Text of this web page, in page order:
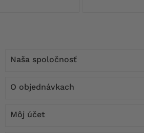
Naša spoločnosť
O objednávkach
Môj účet